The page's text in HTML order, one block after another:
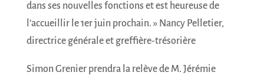
dans ses nouvelles fonctions et est heureuse de
l’accueillir le 1er juin prochain. » Nancy Pelletier,
directrice générale et greffière-trésorière
Simon Grenier prendra la relève de M. Jérémie